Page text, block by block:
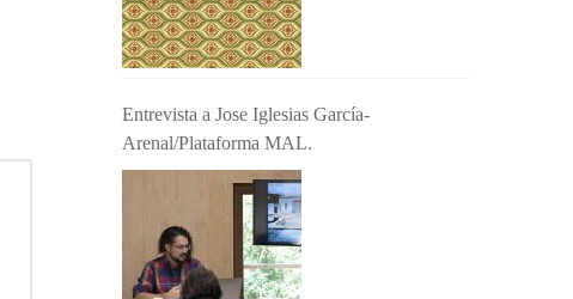
Entrevista a Jose Iglesias García-
Arenal/Plataforma MAL.